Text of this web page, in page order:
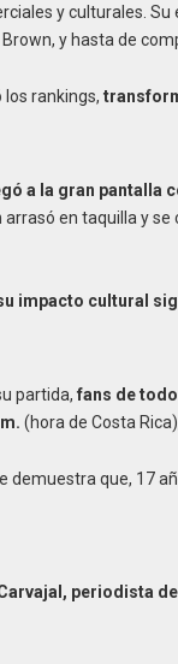
y culturales.
y hasta de
rankings,
a la gran pantalla
arrasó en taquilla y
impacto cultural
partida, fans de
(hora de Costa
demuestra que, 17
periodista